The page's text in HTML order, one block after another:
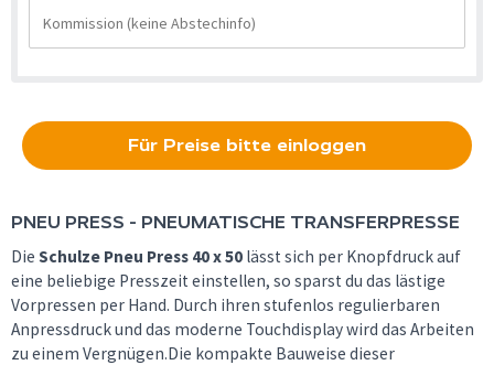
Für Preise bitte einloggen
PNEU PRESS - PNEUMATISCHE TRANSFERPRESSE
Die Schulze Pneu Press 40 x 50 lässt sich per Knopfdruck auf
eine beliebige Presszeit einstellen, so sparst du das lästige
Vorpressen per Hand. Durch ihren stufenlos regulierbaren
Anpressdruck und das moderne Touchdisplay wird das Arbeiten
zu einem Vergnügen.Die kompakte Bauweise dieser